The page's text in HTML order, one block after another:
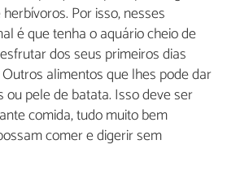
Por isso, nesses
é que tenha o aquário cheio de
dos seus primeiros dias
alimentos que lhes pode dar
ou pele de batata. Isso deve ser
comida, tudo muito bem
comer e digerir sem